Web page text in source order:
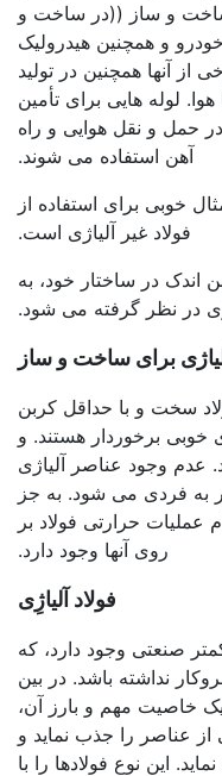
و ساز ((در ساخت و
و همچنین هیدرولیک
از آنها همچنین در تولید
لوله هایی برای تأمین
حمل و نقل هوایی و راه
آهن استفاده می شوند.
خوبی برای استفاده از
فولاد غیر آلیاژی است.
اندک در ساختار خود، به
در نظر گرفته می شود.
برای ساخت و ساز
سخت و با حداقل کربن
خوبی برخوردار هستند. و
عدم وجود عناصر آلیاژی
به فردی می شود. به جز
حرارتی فولاد بر
روی آنها وجود دارد.
فولاد آلیاژِی
صنعتی وجود دارد، که
نداشته باشد. در بین
خاصیت مهم و بارز آن،
عناصر را جذب نماید و
این نوع فولادها را با